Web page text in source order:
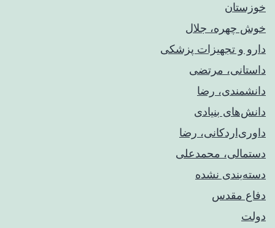
خوزستان
خوش چهره، جلال
دارو و تجهیزات پزشکی
داستانی، مرتضی
دانشمندی، رضا
دانش‌های بنیادی
داوری‌اردکانی، رضا
دستمالی، محمدعلی
دسته‌بندی نشده
دفاع مقدس
دولت